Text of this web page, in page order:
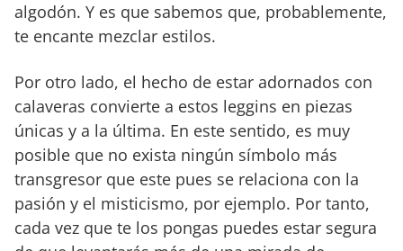
algodón. Y es que sabemos que, probablemente,
te encante mezclar estilos.
Por otro lado, el hecho de estar adornados con
calaveras convierte a estos leggins en piezas
únicas y a la última. En este sentido, es muy
posible que no exista ningún símbolo más
transgresor que este pues se relaciona con la
pasión y el misticismo, por ejemplo. Por tanto,
cada vez que te los pongas puedes estar segura